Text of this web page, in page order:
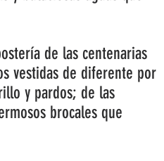
de las centenarias
vestidas de diferente por
y pardos; de las
brocales que